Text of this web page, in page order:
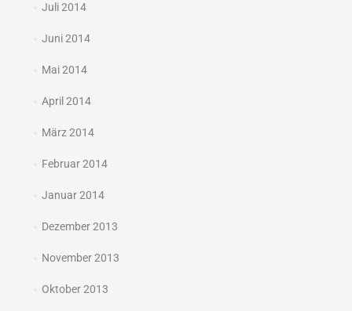
Juli 2014
Juni 2014
Mai 2014
April 2014
März 2014
Februar 2014
Januar 2014
Dezember 2013
November 2013
Oktober 2013